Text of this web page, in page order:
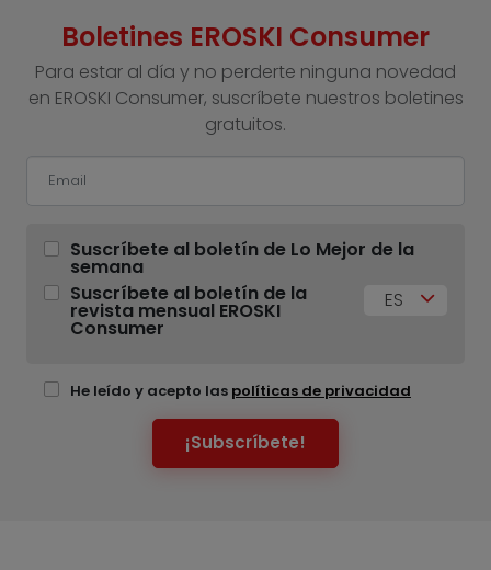
Boletines EROSKI Consumer
Para estar al día y no perderte ninguna novedad
en EROSKI Consumer, suscríbete nuestros boletines
gratuitos.
Suscríbete al boletín de Lo Mejor de la
semana
Suscríbete al boletín de la
revista mensual EROSKI
Consumer
ES
He leído y acepto las políticas de privacidad
¡Subscríbete!